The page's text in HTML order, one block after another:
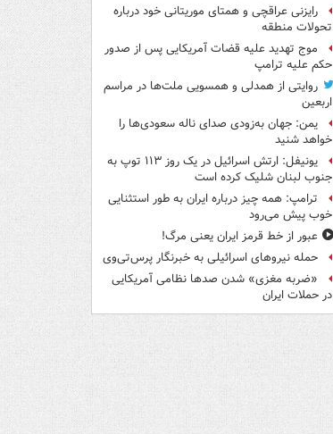
رایزنی عراقچی و همتای موریتانی خود درباره
تحولات منطقه
موج تهدید علیه قضات آمریکایی پس از صدور
حکم علیه ترامپ
روایتی از همدلی و همسویی ملت‌ها در مراسم
اربعین
یمن: جهان به‌زودی صدای ناله سعودی‌ها را
خواهد شنید
یونیفل: ارتش اسرائیل در یک روز ۱۱۳ توپ به
جنوب لبنان شلیک کرده است
ترامپ: همه چیز درباره ایران به طور استثنایی
خوب پیش می‌رود
عبور از خط قرمز ایران یعنی مرگ!
حمله نیروهای اسرائیلی به خبرنگار پرس‌تی‌وی
«ضربه مغزی» شدن صدها نظامی آمریکایی
در حملات ایران